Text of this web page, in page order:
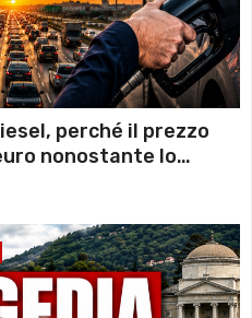
perché il prezzo
nonostante lo